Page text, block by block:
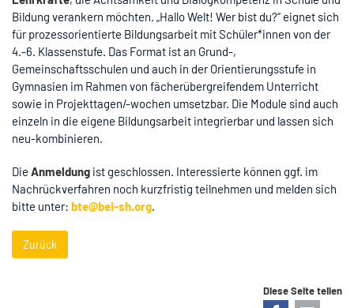
Bildung verankern möchten. „Hallo Welt! Wer bist du?“ eignet sich
für prozessorientierte Bildungsarbeit mit Schüler*innen von der
4.-6. Klassenstufe. Das Format ist an Grund-,
Gemeinschaftsschulen und auch in der Orientierungsstufe in
Gymnasien im Rahmen von fächerübergreifendem Unterricht
sowie in Projekttagen/-wochen umsetzbar. Die Module sind auch
einzeln in die eigene Bildungsarbeit integrierbar und lassen sich
neu-kombinieren.
Die Anmeldung ist geschlossen. Interessierte können ggf. im
Nachrückverfahren noch kurzfristig teilnehmen und melden sich
bitte unter: bte@bei-sh.org
Zurück
Diese Seite teilen